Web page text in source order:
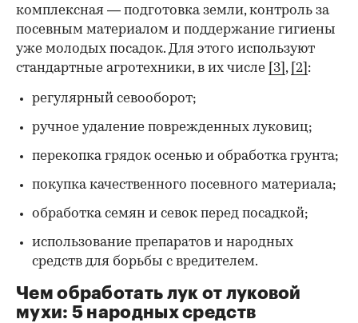
комплексная — подготовка земли, контроль за
посевным материалом и поддержание гигиены
уже молодых посадок. Для этого используют
стандартные агротехники, в их числе
[3] , [2] :
регулярный севооборот;
ручное удаление поврежденных луковиц;
перекопка грядок осенью и обработка грунта;
покупка качественного посевного материала;
обработка семян и севок перед посадкой;
использование препаратов и народных
средств для борьбы с вредителем.
Чем обработать лук от луковой
мухи: 5 народных средств